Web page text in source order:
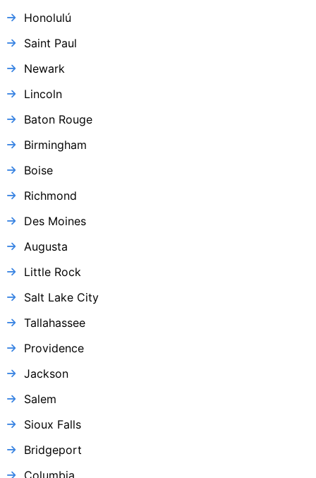
Honolulú
Saint Paul
Newark
Lincoln
Baton Rouge
Birmingham
Boise
Richmond
Des Moines
Augusta
Little Rock
Salt Lake City
Tallahassee
Providence
Jackson
Salem
Sioux Falls
Bridgeport
Columbia